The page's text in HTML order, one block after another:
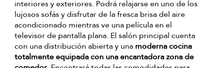
interiores y exteriores. Podrá relajarse en uno de los
lujosos sofás y disfrutar de la fresca brisa del aire
acondicionado mientras ve una película en el
televisor de pantalla plana. El salón principal cuenta
con una distribución abierta y una moderna cocina
totalmente equipada con una encantadora zona de